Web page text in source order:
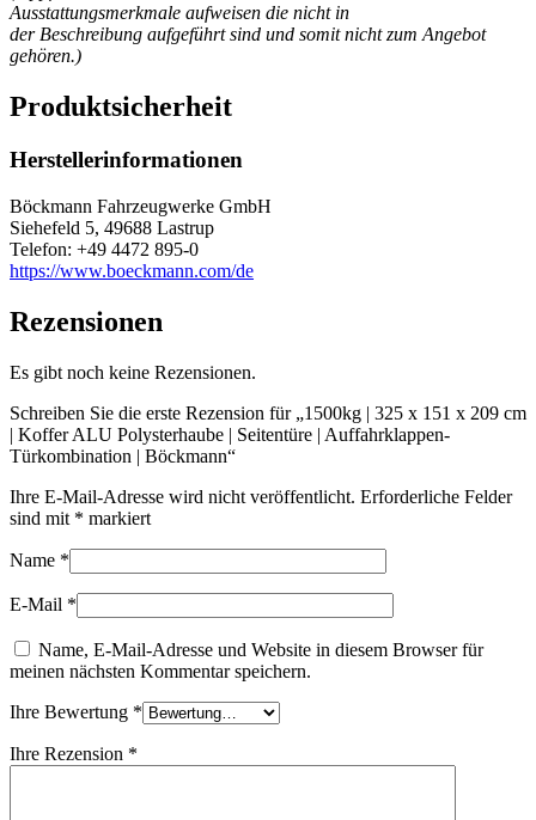
Ausstattungsmerkmale aufweisen die nicht in
der Beschreibung aufgeführt sind und somit nicht zum Angebot
gehören.)
Produktsicherheit
Herstellerinformationen
Böckmann Fahrzeugwerke GmbH
Siehefeld 5, 49688 Lastrup
Telefon: +49 4472 895-0
https://www.boeckmann.com/de
Rezensionen
Es gibt noch keine Rezensionen.
Schreiben Sie die erste Rezension für „1500kg | 325 x 151 x 209 cm
| Koffer ALU Polysterhaube | Seitentüre | Auffahrklappen-
Türkombination | Böckmann“
Ihre E-Mail-Adresse wird nicht veröffentlicht. Erforderliche Felder
sind mit * markiert
Name *
E-Mail *
Name, E-Mail-Adresse und Website in diesem Browser für
meinen nächsten Kommentar speichern.
Ihre Bewertung *
Ihre Rezension *